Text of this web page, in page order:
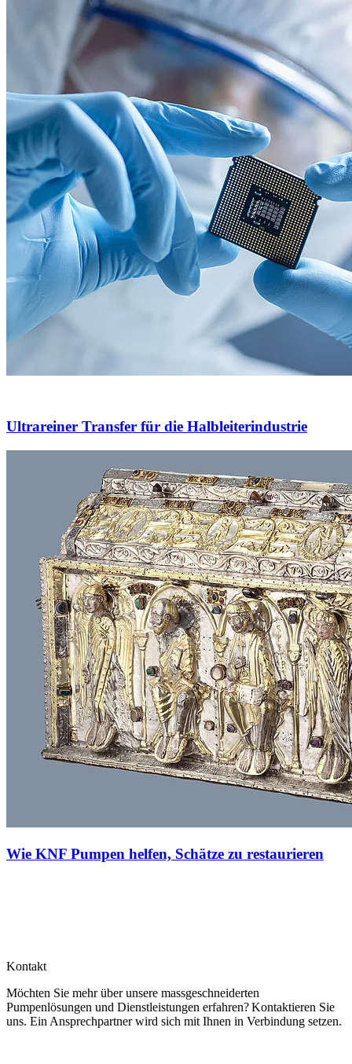
Ultrareiner Transfer für die Halbleiterindustrie
Wie KNF Pumpen helfen, Schätze zu restaurieren
Kontakt
Möchten Sie mehr über unsere massgeschneiderten
Pumpenlösungen und Dienstleistungen erfahren? Kontaktieren Sie
uns. Ein Ansprechpartner wird sich mit Ihnen in Verbindung setzen.